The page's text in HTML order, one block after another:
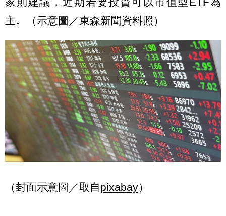
主。（示意圖／東森新聞資料照）
（封面示意圖／取自pixabay）